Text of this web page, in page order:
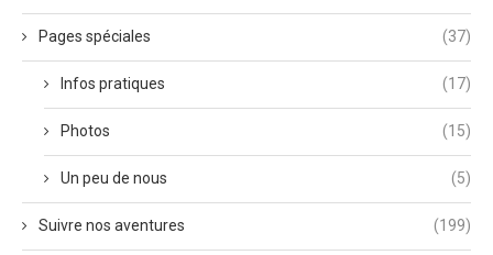
Pages spéciales (37)
Infos pratiques (17)
Photos (15)
Un peu de nous (5)
Suivre nos aventures (199)